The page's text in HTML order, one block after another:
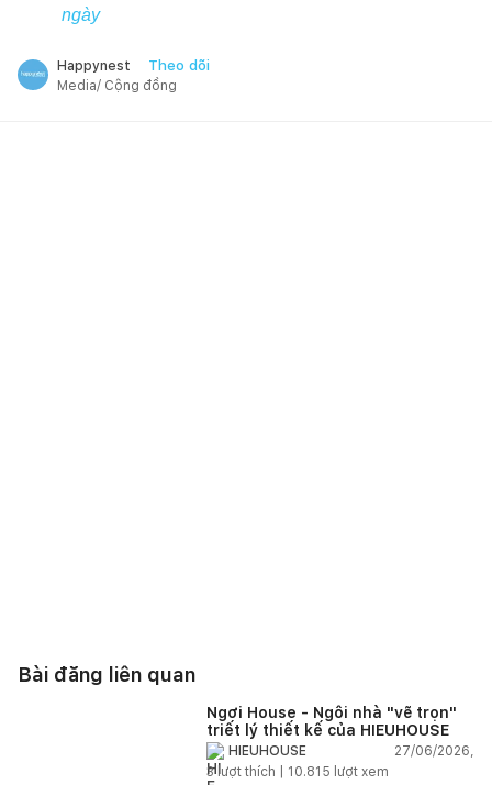
ngày
Happynest Theo dõi
Media/ Cộng đồng
Bài đăng liên quan
Ngơi House - Ngôi nhà "vẽ trọn"
triết lý thiết kế của HIEUHOUSE
HIEUHOUSE
27/06/2026,
3lượt thích | 10.815 lượt xem